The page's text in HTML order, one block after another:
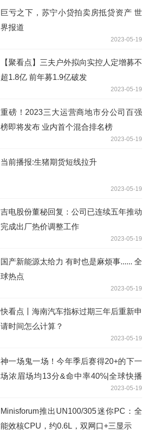
巨亏之下，苏宁小贷拍卖房抵贷资产 世
界报道
2023-05-19
【聚看点】三夫户外拟向实控人定增募不
超1.8亿 前年募1.9亿破发
2023-05-19
重磅！2023三大运营商地市分公司百强
榜即将发布 业内首个混合排名榜
2023-05-19
当前播报:生猪期货短线拉升
2023-05-19
吉电股份董秘回复：公司已连续五年推动
完成出厂热价调整工作
2023-05-19
国产新能源太给力 有时也是麻烦事...... 全
球热点
2023-05-19
快看点丨海南汽车指标过期三年后重新申
请时间怎么计算？
2023-05-19
神一场鬼一场！今年季后赛得20+的下一
场浓眉场均13分&命中率40%|全球快播
2023-05-19
Minisforum推出UN100/305迷你PC：全
能效核CPU，约0.6L，双网口+三显示